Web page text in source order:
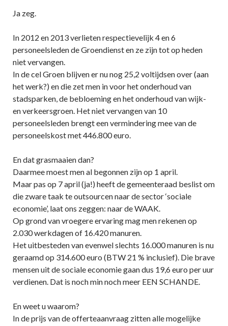
Ja zeg.
In 2012 en 2013 verlieten respectievelijk 4 en 6
personeelsleden de Groendienst en ze zijn tot op heden
niet vervangen.
In de cel Groen blijven er nu nog 25,2 voltijdsen over (aan
het werk?) en die zet men in voor het onderhoud van
stadsparken, de bebloeming en het onderhoud van wijk-
en verkeersgroen. Het niet vervangen van 10
personeelsleden brengt een vermindering mee van de
personeelskost met 446.800 euro.
En dat grasmaaien dan?
Daarmee moest men al begonnen zijn op 1 april.
Maar pas op 7 april (ja!) heeft de gemeenteraad beslist om
die zware taak te outsourcen naar de sector ‘sociale
economie’, laat ons zeggen: naar de WAAK.
Op grond van vroegere ervaring mag men rekenen op
2.030 werkdagen of 16.420 manuren.
Het uitbesteden van evenwel slechts 16.000 manuren is nu
geraamd op 314.600 euro (BTW 21 % inclusief). Die brave
mensen uit de sociale economie gaan dus 19,6 euro per uur
verdienen. Dat is noch min noch meer EEN SCHANDE.
En weet u waarom?
In de prijs van de offerteaanvraag zitten alle mogelijke